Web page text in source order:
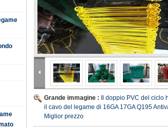
Grande immagine :
Il doppio PVC del ciclo
il cavo del legame di 16GA 17GA Q195
Miglior prezzo